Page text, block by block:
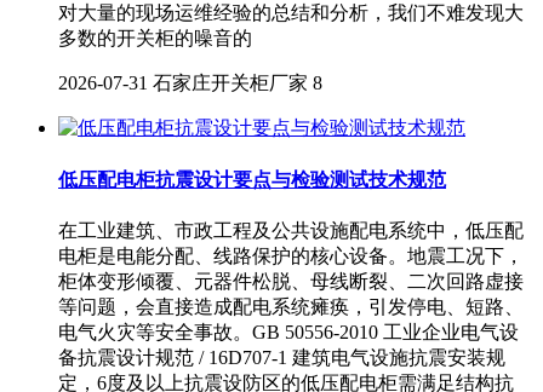
对大量的现场运维经验的总结和分析，我们不难发现大
多数的开关柜的噪音的
2026-07-31 石家庄开关柜厂家 8
低压配电柜抗震设计要点与检验测试技术规范
在工业建筑、市政工程及公共设施配电系统中，低压配
电柜是电能分配、线路保护的核心设备。地震工况下，
柜体变形倾覆、元器件松脱、母线断裂、二次回路虚接
等问题，会直接造成配电系统瘫痪，引发停电、短路、
电气火灾等安全事故。GB 50556-2010 工业企业电气设
备抗震设计规范 / 16D707-1 建筑电气设施抗震安装规
定，6度及以上抗震设防区的低压配电柜需满足结构抗